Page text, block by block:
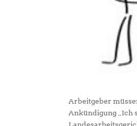
Arbeitgeber
Ankündigung „Ich